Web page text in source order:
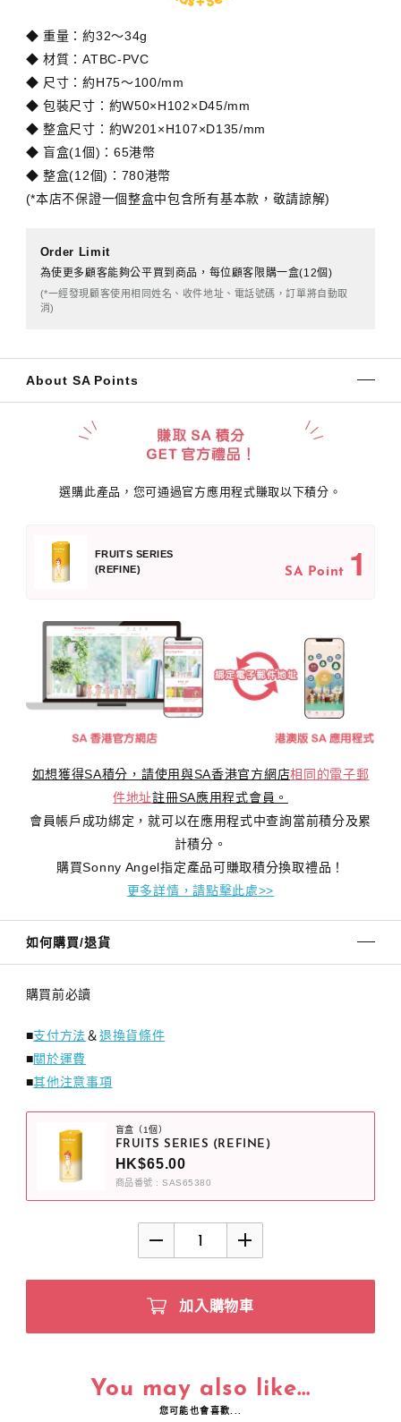
◆ 重量：約32～34g
◆ 材質：ATBC-PVC
◆ 尺寸：約H75～100/mm
◆ 包裝尺寸：約W50×H102×D45/mm
◆ 整盒尺寸：約W201×H107×D135/mm
◆ 盲盒(1個)：65港幣
◆ 整盒(12個)：780港幣
(*本店不保證一個整盒中包含所有基本款，敬請諒解)
Order Limit
為使更多顧客能夠公平買到商品，每位顧客限購一盒(12個)
(*一經發現顧客使用相同姓名、收件地址、電話號碼，訂單將自動取
消)
About SA Points
選購此產品，您可通過官方應用程式賺取以下積分。
FRUITS SERIES
(REFINE)
SA Point 1
如想獲得SA積分，請使用與SA香港官方網店相同的電子郵
件地址註冊SA應用程式會員。
會員帳戶成功綁定，就可以在應用程式中查詢當前積分及累
計積分。
購買Sonny Angel指定產品可賺取積分換取禮品！
更多詳情，請點擊此處>>
如何購買/退貨
購買前必讀
■支付方法＆退換貨條件
■關於運費
■其他注意事項
盲盒（1個）
FRUITS SERIES (REFINE)
HK$65.00
商品番號 : SAS65380
加入購物車
You may also like...
您可能也會喜歡...